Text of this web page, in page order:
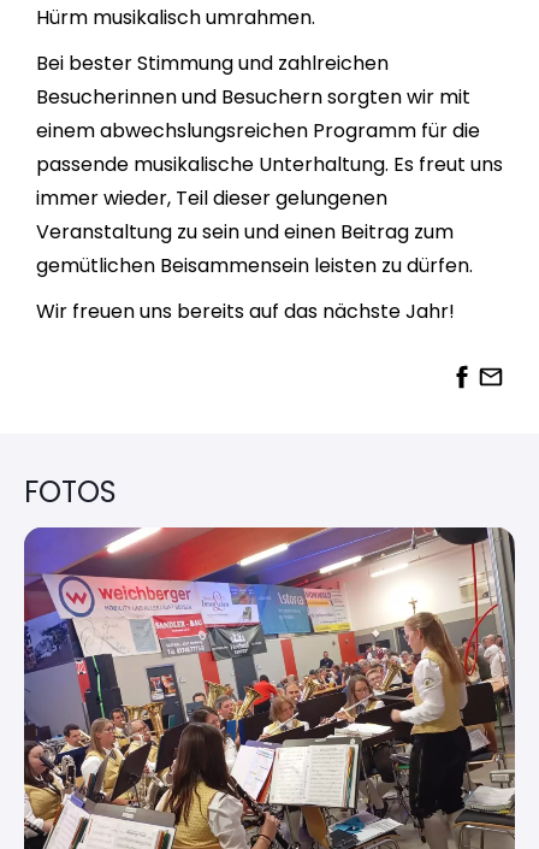
Hürm musikalisch umrahmen.
Bei bester Stimmung und zahlreichen
Besucherinnen und Besuchern sorgten wir mit
einem abwechslungsreichen Programm für die
passende musikalische Unterhaltung. Es freut uns
immer wieder, Teil dieser gelungenen
Veranstaltung zu sein und einen Beitrag zum
gemütlichen Beisammensein leisten zu dürfen.
Wir freuen uns bereits auf das nächste Jahr!
FOTOS